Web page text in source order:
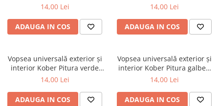
Adezivi placări
Împrejmuire
Panouri bordurate
Stâlpi și cleme
Sisteme cofraje
Vopsele spray
Sisteme de nivelare
Canciocuri și mistrii
Driști și gletiere
Scule zugrăvit
Trafaleți
0.75L
14,00 Lei
ADAUGA IN COS
0.75L
14,00 Lei
ADAUGA IN COS
Vopsea universală exterior și
interior Kober Pitura verde
luminos 0.75L
14,00 Lei
ADAUGA IN COS
Vopsea universală exterior și
interior Kober Pitura galben
0.75L
14,00 Lei
ADAUGA IN COS